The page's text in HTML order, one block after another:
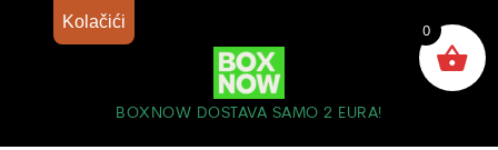
BOXNOW DOSTAVA SAMO 2 EURA!
0
Kolačići